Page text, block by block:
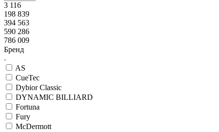
3 116
198 839
394 563
590 286
786 009
Бренд
AS
CueTec
Dybior Classic
DYNAMIC BILLIARD
Fortuna
Fury
McDermott